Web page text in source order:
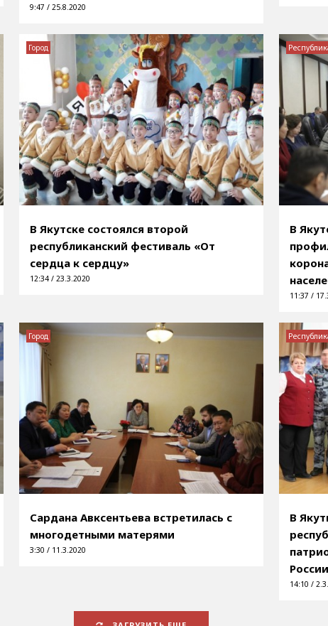
9:47 / 25.8.2020
В Якутске состоялся второй
республиканский фестиваль «От
сердца к сердцу»
12:34 / 23.3.2020
Город
В
11:37 /
Сардана Авксентьева встретилась с
многодетными матерями
3:30 / 11.3.2020
Город
В
14:10 /